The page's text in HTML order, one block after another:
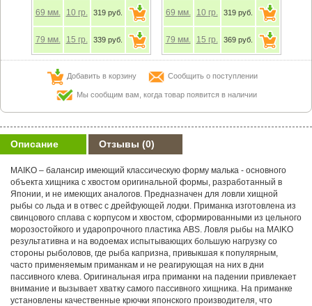
69 мм. 10 гр. 319 руб.
79 мм. 15 гр. 339 руб.
69 мм. 10 гр. 319 руб.
79 мм. 15 гр. 369 руб.
Добавить в корзину Сообщить о поступлении
Мы сообщим вам, когда товар появится в наличии
Описание Отзывы (0)
MAIKO – балансир имеющий классическую форму малька - основного
объекта хищника с хвостом оригинальной формы, разработанный в
Японии, и не имеющих аналогов. Предназначен для ловли хищной
рыбы со льда и в отвес с дрейфующей лодки. Приманка изготовлена из
свинцового сплава с корпусом и хвостом, сформированными из цельного
морозостойкого и ударопрочного пластика ABS. Ловля рыбы на MAIKO
результативна и на водоемах испытывающих большую нагрузку со
стороны рыболовов, где рыба капризна, привыкшая к популярным,
часто применяемым приманкам и не реагирующая на них в дни
пассивного клева. Оригинальная игра приманки на падении привлекает
внимание и вызывает хватку самого пассивного хищника. На приманке
установлены качественные крючки японского производителя, что